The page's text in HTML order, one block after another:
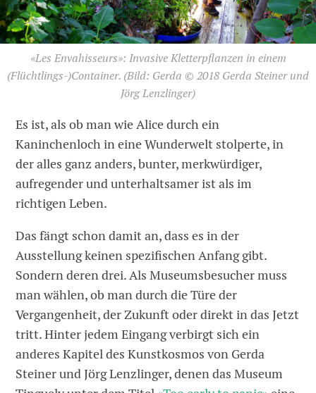
«Les Envahisseurs»: Invasive Kletterpflanzen in einem
(Flüchtlings-)Container. (Bild: Gerda © 2018 Gerda Steiner und
Jörg Lenzlinger)
Es ist, als ob man wie Alice durch ein
Kaninchenloch in eine Wunderwelt stolperte, in
der alles ganz anders, bunter, merkwürdiger,
aufregender und unterhaltsamer ist als im
richtigen Leben.
Das fängt schon damit an, dass es in der
Ausstellung keinen spezifischen Anfang gibt.
Sondern deren drei. Als Museumsbesucher muss
man wählen, ob man durch die Türe der
Vergangenheit, der Zukunft oder direkt in das Jetzt
tritt. Hinter jedem Eingang verbirgt sich ein
anderes Kapitel des Kunstkosmos von Gerda
Steiner und Jörg Lenzlinger, denen das Museum